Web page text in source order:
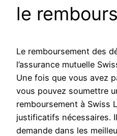
le
Le remboursement des
l’assurance mutuelle
Une fois que vous avez
vous pouvez soumettre
remboursement à Swiss
justificatifs nécessaires.
demande dans les